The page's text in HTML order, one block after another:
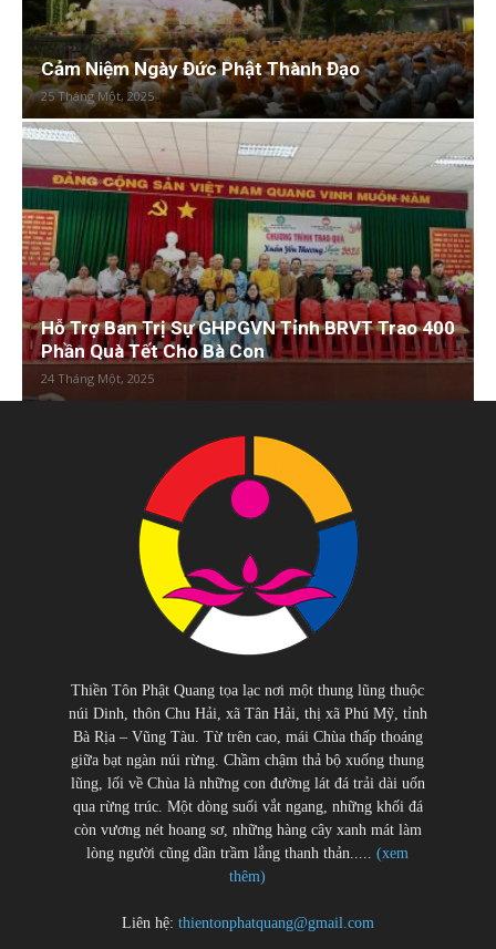
Cảm Niệm Ngày Đức Phật Thành Đạo
25 Tháng Một, 2025
Hỗ Trợ Ban Trị Sự GHPGVN Tỉnh BRVT Trao 400
Phần Quà Tết Cho Bà Con
24 Tháng Một, 2025
Thiền Tôn Phật Quang tọa lạc nơi một thung lũng thuộc
núi Dinh, thôn Chu Hải, xã Tân Hải, thị xã Phú Mỹ, tỉnh
Bà Rịa – Vũng Tàu. Từ trên cao, mái Chùa thấp thoáng
giữa bạt ngàn núi rừng. Chầm chậm thả bộ xuống thung
lũng, lối về Chùa là những con đường lát đá trải dài uốn
qua rừng trúc. Một dòng suối vắt ngang, những khối đá
còn vương nét hoang sơ, những hàng cây xanh mát làm
lòng người cũng dần trầm lắng thanh thản.....(xem
thêm)
Liên hệ: thientonphatquang@gmail.com